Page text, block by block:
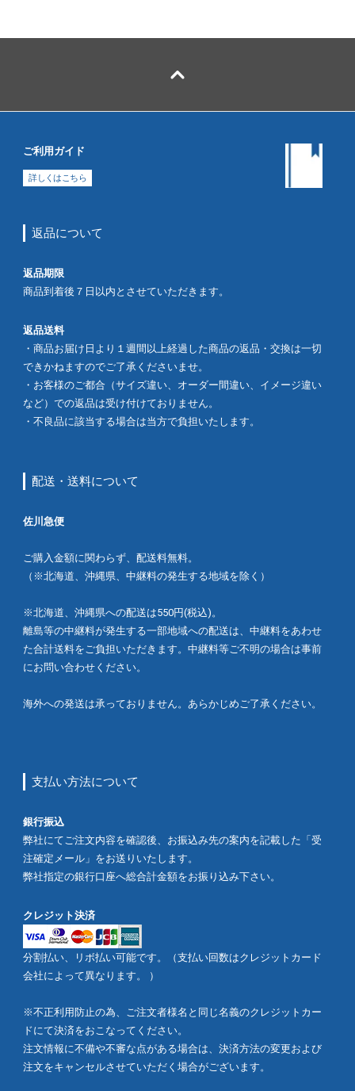
ご利用ガイド
詳しくはこちら
返品について
返品期限
商品到着後７日以内とさせていただきます。
返品送料
・商品お届け日より１週間以上経過した商品の返品・交換は一切
できかねますのでご了承くださいませ。
・お客様のご都合（サイズ違い、オーダー間違い、イメージ違い
など）での返品は受け付けておりません。
・不良品に該当する場合は当方で負担いたします。
配送・送料について
佐川急便
ご購入金額に関わらず、配送料無料。
（※北海道、沖縄県、中継料の発生する地域を除く）
※北海道、沖縄県への配送は550円(税込)。
離島等の中継料が発生する一部地域への配送は、中継料をあわせ
た合計送料をご負担いただきます。中継料等ご不明の場合は事前
にお問い合わせください。
海外への発送は承っておりません。あらかじめご了承ください。
支払い方法について
銀行振込
弊社にてご注文内容を確認後、お振込み先の案内を記載した「受
注確定メール」をお送りいたします。
弊社指定の銀行口座へ総合計金額をお振り込み下さい。
クレジット決済
分割払い、リボ払い可能です。（支払い回数はクレジットカード
会社によって異なります。 ）
※不正利用防止の為、ご注文者様名と同じ名義のクレジットカー
ドにて決済をおこなってください。
注文情報に不備や不審な点がある場合は、決済方法の変更および
注文をキャンセルさせていただく場合がございます。